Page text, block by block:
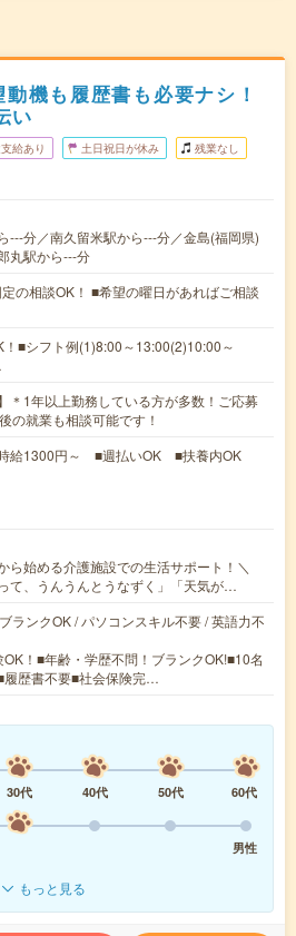
機も履歴書も必要ナシ！
い
給あり 土日祝日が休み 残業なし
---分／南久留米駅から---分／金島(福岡県)
丸駅から---分
の相談OK！ ■希望の曜日があればご相談
！■シフト例(1)8:00～13:00(2)10:00～
＊1年以上勤務している方が多数！ご応募
の就業も相談可能です！
給1300円～ ■週払いOK ■扶養内OK
ら始める介護施設での生活サポート！＼
て、うんうんとうなずく」「天気が…
ランクOK / パソコンスキル不要 / 英語力不
！■年齢・学歴不問！ブランクOK!■10名
履歴書不要■社会保険完…
30代 40代 50代
60代
男性
もっと見る